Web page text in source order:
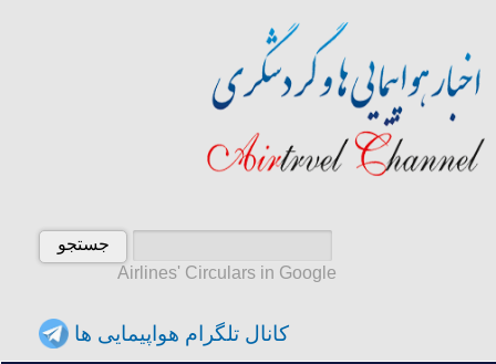
Airlines' Circulars in Google
کانال تلگرام هواپیمایی ها